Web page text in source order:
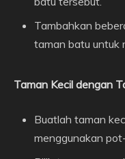
Tambahkan
taman batu untuk
Taman Kecil dengan
Buatlah taman
menggunakan